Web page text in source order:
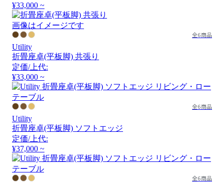
¥33,000 ~
画像はイメージです
全6商品
Utility
折畳座卓(平板脚) 共張り
定価/上代:
¥33,000 ~
全6商品
Utility
折畳座卓(平板脚) ソフトエッジ
定価/上代:
¥37,000 ~
全6商品